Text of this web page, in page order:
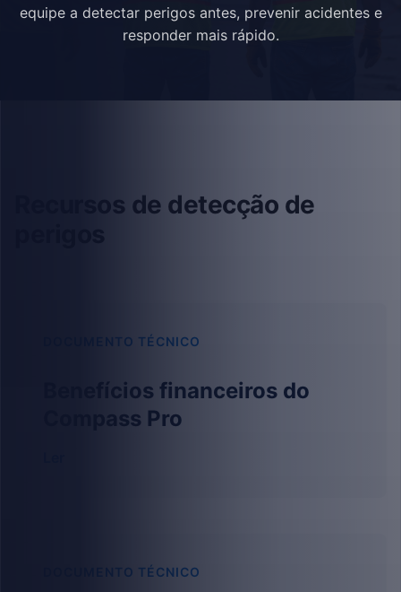
equipe a detectar perigos antes, prevenir acidentes e
responder mais rápido.
Recursos de detecção de
DOCUMENTO TÉCNICO
Benefícios financeiros do
Compass Pro
DOCUMENTO TÉCNICO